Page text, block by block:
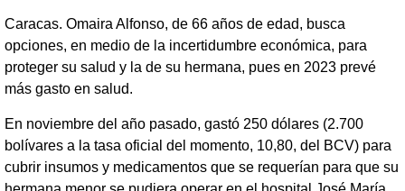
Caracas. Omaira Alfonso, de 66 años de edad, busca
opciones, en medio de la incertidumbre económica, para
proteger su salud y la de su hermana, pues en 2023 prevé
más gasto en salud.
En noviembre del año pasado, gastó 250 dólares (2.700
bolívares a la tasa oficial del momento, 10,80, del BCV) para
cubrir insumos y medicamentos que se requerían para que su